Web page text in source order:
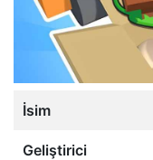
İsim
Geliştirici